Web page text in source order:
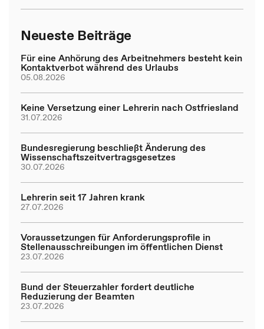
Neueste Beiträge
Für eine Anhörung des Arbeitnehmers besteht kein
Kontaktverbot während des Urlaubs
05.08.2026
Keine Versetzung einer Lehrerin nach Ostfriesland
31.07.2026
Bundesregierung beschließt Änderung des
Wissenschaftszeitvertragsgesetzes
30.07.2026
Lehrerin seit 17 Jahren krank
27.07.2026
Voraussetzungen für Anforderungsprofile in
Stellenausschreibungen im öffentlichen Dienst
23.07.2026
Bund der Steuerzahler fordert deutliche
Reduzierung der Beamten
23.07.2026